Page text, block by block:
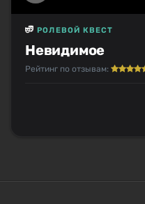
Невидимое
РОЛЕВОЙ КВЕСТ
Рейтинг по отзывам: